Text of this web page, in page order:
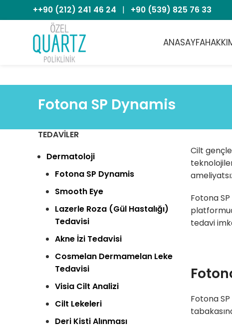
++90 (212) 241 46 24 | +90 (539) 825 76 33
ANASAYFA
Fotona SP Dynamis
Cilt
Fotona
tedavi
Fotona
TEDAVILER
Dermatoloji
Fotona SP Dynamis
Smooth Eye
Lazerle Roza (Gül Hastalığı)
Tedavisi
Akne İzi Tedavisi
Cosmelan­ Dermamelan Leke
Tedavisi
Visia Cilt Analizi
Cilt Lekeleri
Deri Kisti Alınması